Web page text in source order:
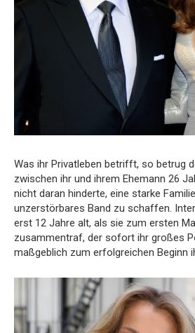
Was ihr Privatleben betrifft, so betrug
zwischen ihr und ihrem Ehemann 26
nicht daran hinderte, eine starke
unzerstörbares Band zu schaffen.
erst 12 Jahre alt, als sie zum ersten
zusammentraf, der sofort ihr großes
maßgeblich zum erfolgreichen Beginn